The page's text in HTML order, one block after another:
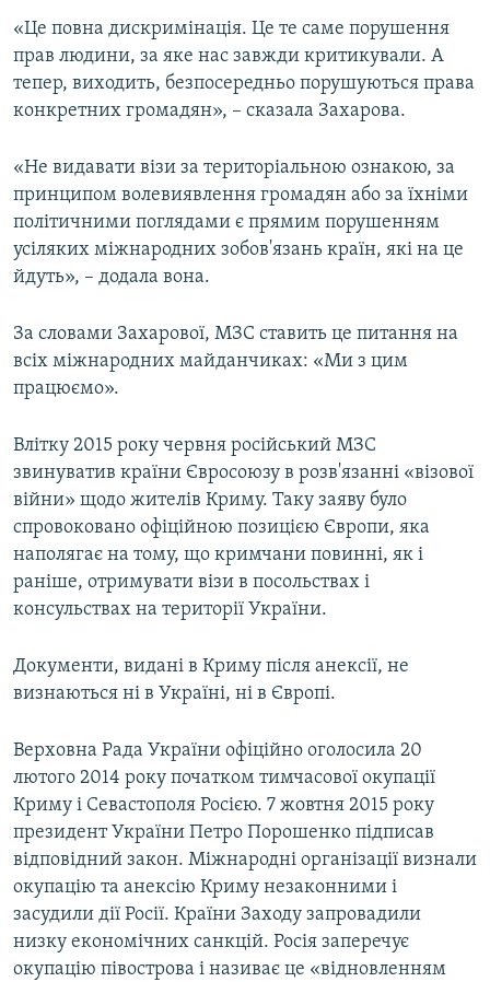
«Це повна дискримінація. Це те саме порушення
прав людини, за яке нас завжди критикували. А
тепер, виходить, безпосередньо порушуються права
конкретних громадян», – сказала Захарова.
«Не видавати візи за територіальною ознакою, за
принципом волевиявлення громадян або за їхніми
політичними поглядами є прямим порушенням
усіляких міжнародних зобов'язань країн, які на це
йдуть», – додала вона.
За словами Захарової, МЗС ставить це питання на
всіх міжнародних майданчиках: «Ми з цим
працюємо».
Влітку 2015 року червня російський МЗС
звинуватив країни Євросоюзу в розв'язанні «візової
війни» щодо жителів Криму. Таку заяву було
спровоковано офіційною позицією Європи, яка
наполягає на тому, що кримчани повинні, як і
раніше, отримувати візи в посольствах і
консульствах на території України.
Документи, видані в Криму після анексії, не
визнаються ні в Україні, ні в Європі.
Верховна Рада України офіційно оголосила 20
лютого 2014 року початком тимчасової окупації
Криму і Севастополя Росією. 7 жовтня 2015 року
президент України Петро Порошенко підписав
відповідний закон. Міжнародні організації визнали
окупацію та анексію Криму незаконними і
засудили дії Росії. Країни Заходу запровадили
низку економічних санкцій. Росія заперечує
окупацію півострова і називає це «відновленням